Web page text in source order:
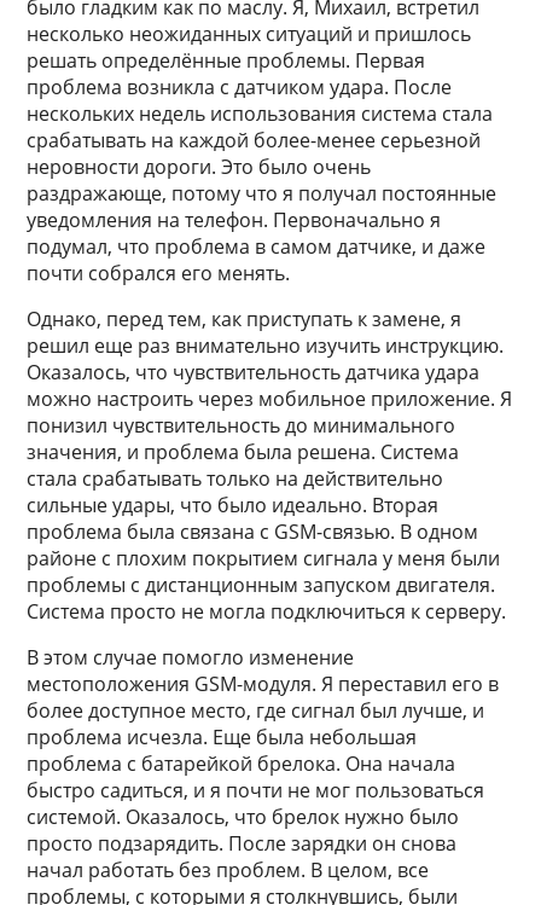
было гладким как по маслу. Я, Михаил, встретил
несколько неожиданных ситуаций и пришлось
решать определённые проблемы. Первая
проблема возникла с датчиком удара. После
нескольких недель использования система стала
срабатывать на каждой более-менее серьезной
неровности дороги. Это было очень
раздражающе, потому что я получал постоянные
уведомления на телефон. Первоначально я
подумал, что проблема в самом датчике, и даже
почти собрался его менять.
Однако, перед тем, как приступать к замене, я
решил еще раз внимательно изучить инструкцию.
Оказалось, что чувствительность датчика удара
можно настроить через мобильное приложение. Я
понизил чувствительность до минимального
значения, и проблема была решена. Система
стала срабатывать только на действительно
сильные удары, что было идеально. Вторая
проблема была связана с GSM-связью. В одном
районе с плохим покрытием сигнала у меня были
проблемы с дистанционным запуском двигателя.
Система просто не могла подключиться к серверу.
В этом случае помогло изменение
местоположения GSM-модуля. Я переставил его в
более доступное место, где сигнал был лучше, и
проблема исчезла. Еще была небольшая
проблема с батарейкой брелока. Она начала
быстро садиться, и я почти не мог пользоваться
системой. Оказалось, что брелок нужно было
просто подзарядить. После зарядки он снова
начал работать без проблем. В целом, все
проблемы, с которыми я столкнувшись, были